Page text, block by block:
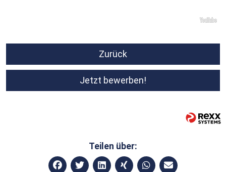
Zurück
Jetzt bewerben!
Teilen über: